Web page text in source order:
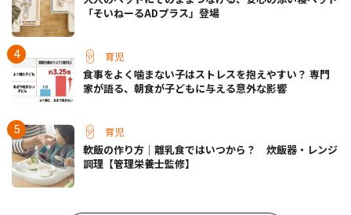
「そいねーるADプラス」登場
育児
食事をよく噛まない子はストレスを抱えやすい？ 専門
家が語る、朝食が子どもに与える意外な影響
育児
軟飯の作り方｜離乳食ではいつから？ 炊飯器・レンジ
調理【管理栄養士監修】